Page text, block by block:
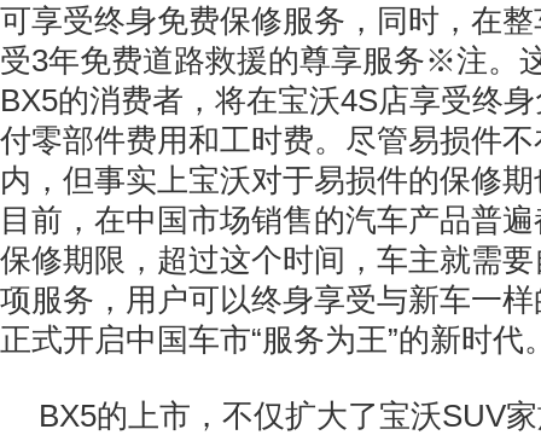
可享受终身免费保修服务，同时，在
受3年免费道路救援的尊享服务※注。
BX5的消费者，将在宝沃4S店享受终
付零部件费用和工时费。尽管易损件
内，但事实上宝沃对于易损件的保修
目前，在中国市场销售的汽车产品普
保修期限，超过这个时间，车主就需
项服务，用户可以终身享受与新车一
正式开启中国车市“服务为王”的新时代
BX5的上市，不仅扩大了宝沃SUV